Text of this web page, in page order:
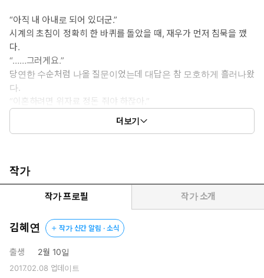
“아직 내 아내로 되어 있더군.”
시계의 초침이 정확히 한 바퀴를 돌았을 때, 재우가 먼저 침묵을 깼
다.
“……그러게요.”
당연한 수순처럼 나올 질문이었는데 대답은 참 모호하게 흘러나왔
다.
“이혼하려면 위자료 정돈 줘야 하잖아.”
서하는 주먹을 꽉 쥐었다. 재우와 해후한 어제부터 지끈거리게 만들
자존심 생각해서 이렇게라도 해주는 거야.”
“뭘 잘못 알았나본데, 끝낸 건 나야. 내 선택이었어. 당신이 울고
불고 매달려도 버렸던 건 나라고! 당신이 이제 와서 위자료 운운
속상함이, 서러움이, 사랑하고 그리워했던 사람에게 받은 모멸감
이 커다란 소리가 되어 서하에게서 흩어져 나왔다.
“기다리게 하는 거 하지 마. 기분 별로더라. 그거…… 피 말라.”
서하의 심장이 쿵 내려앉았다. 커다란 구렁이가 발끝에서부터 타고
더보기
작가
작가 프로필 작가 소개
김혜연 작가 신간 알림 · 소식
출생 2월 10일
2017.02.08 업데이트